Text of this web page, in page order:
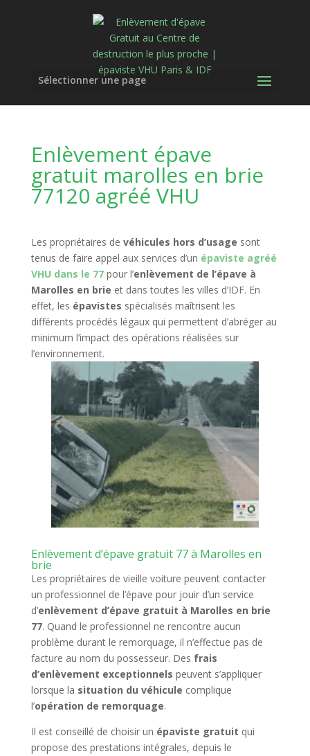
Sélectionner une page
Enlèvement épave
gratuit marolles en brie
77120 agréé VHU
Les propriétaires de véhicules hors d’usage sont
tenus de faire appel aux services d’un épaviste agréé
VHU dans le 77pour l’enlèvement de l’épave à
Marolles en brie et dans toutes les villes d’IDF. En
effet, les épavistes spécialisés maîtrisent les
différents procédés légaux qui permettent d’abréger au
minimum l’impact des opérations réalisées sur
l’environnement.
Enlèvement d’épave gratuit 77 à Marolles en
brie
Les propriétaires de vieille voiture peuvent contacter
un professionnel de l’épave pour jouir d’un service
d’enlèvement d’épave gratuit à Marolles en brie
77. Quand le professionnel ne rencontre aucun
problème durant le remorquage, il n’effectue pas de
facture au nom du possesseur. Des frais
d’enlèvement exceptionnels peuvent s’appliquer
lorsque la situation du véhicule complique
l’opération de remorquage.
Il est conseillé de choisir un épaviste gratuit qui
propose des prestations intégrales, depuis le